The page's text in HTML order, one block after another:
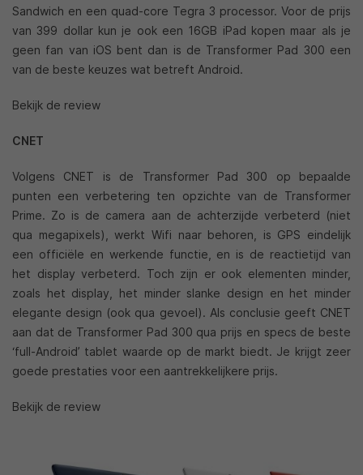
Sandwich en een quad-core Tegra 3 processor. Voor de prijs
van 399 dollar kun je ook een 16GB iPad kopen maar als je
geen fan van iOS bent dan is de Transformer Pad 300 een
van de beste keuzes wat betreft Android.
Bekijk de review
CNET
Volgens CNET is de Transformer Pad 300 op bepaalde
punten een verbetering ten opzichte van de Transformer
Prime. Zo is de camera aan de achterzijde verbeterd (niet
qua megapixels), werkt Wifi naar behoren, is GPS eindelijk
een officiële en werkende functie, en is de reactietijd van
het display verbeterd. Toch zijn er ook elementen minder,
zoals het display, het minder slanke design en het minder
elegante design (ook qua gevoel). Als conclusie geeft CNET
aan dat de Transformer Pad 300 qua prijs en specs de beste
‘full-Android’ tablet waarde op de markt biedt. Je krijgt zeer
goede prestaties voor een aantrekkelijkere prijs.
Bekijk de review